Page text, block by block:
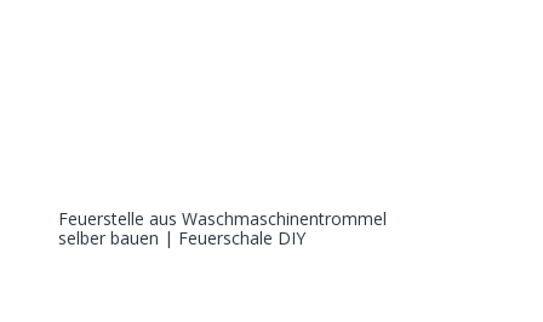
Feuerstelle aus Waschmaschinentrommel
selber bauen | Feuerschale DIY